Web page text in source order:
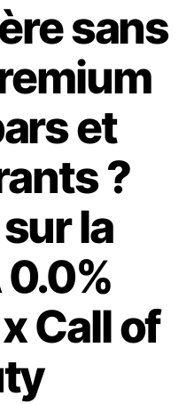
sans
et
?
la
0.0%
Call of